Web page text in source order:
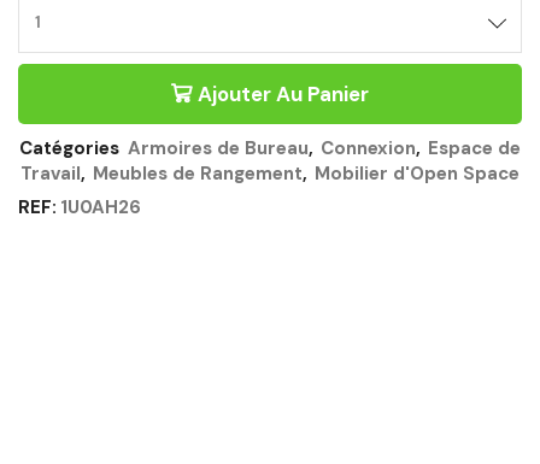
4
CHÊNE
BOCAGE
CONNEXION
Ajouter Au Panier
Catégories Armoires de Bureau, Connexion, Espace de
Travail, Meubles de Rangement, Mobilier d'Open Space
REF: 1U0AH26